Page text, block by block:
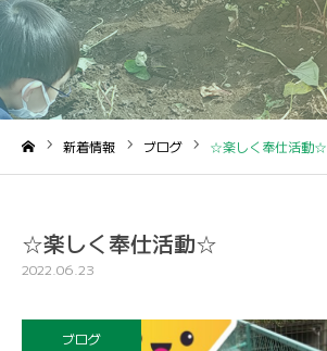
新着情報 ブログ ☆楽しく奉仕活動☆
☆楽しく奉仕活動☆
2022.06.23
ブログ